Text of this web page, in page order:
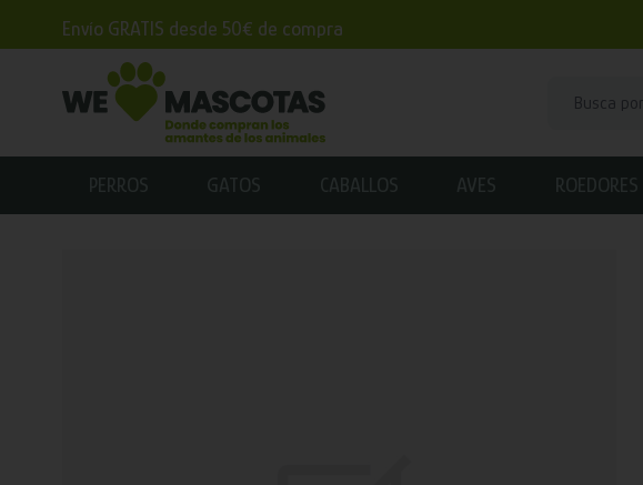
Envío GRATIS desde 50€ de compra
PERROS GATOS CABALLOS AVES ROEDORES